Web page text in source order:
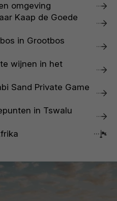
omgeving
Kaap de Goede
in Grootbos
wijnen in het
Sand Private Game
in Tswalu